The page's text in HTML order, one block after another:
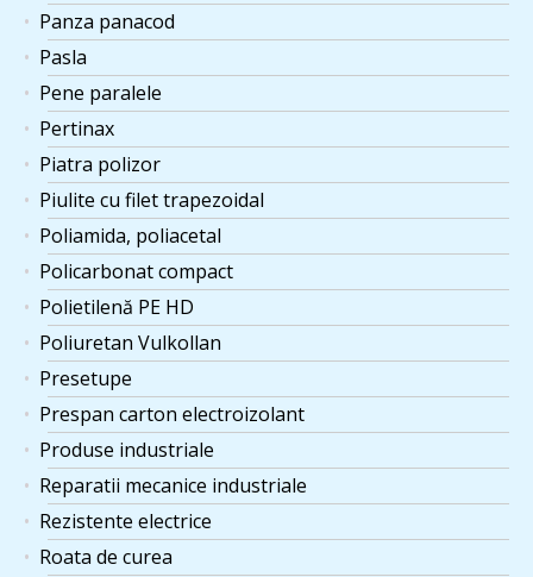
Panza panacod
Pasla
Pene paralele
Pertinax
Piatra polizor
Piulite cu filet trapezoidal
Poliamida, poliacetal
Policarbonat compact
Polietilenă PE HD
Poliuretan Vulkollan
Presetupe
Prespan carton electroizolant
Produse industriale
Reparatii mecanice industriale
Rezistente electrice
Roata de curea